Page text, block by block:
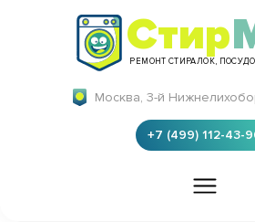
Стир
РЕМОНТ СТИРАЛОК,
Москва, 3-й
+7 (499) 112-43-